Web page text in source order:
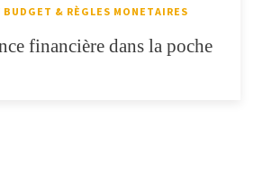
BUDGET & RÈGLES MONETAIRES
financière dans la poche